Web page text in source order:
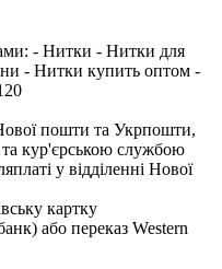
- Нитки - Нитки для
- Нитки купить оптом -
пошти та Укрпошти,
кур'єрською службою
у відділенні Нової
картку
або переказ Western